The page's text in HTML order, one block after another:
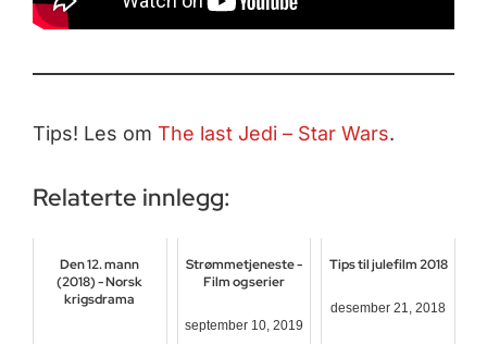
Tips! Les om The last Jedi – Star Wars.
Relaterte innlegg:
Den 12. mann
(2018) - Norsk
krigsdrama
Strømmetjeneste -
Film og serier
september 10, 2019
Tips til julefilm 2018
desember 21, 2018